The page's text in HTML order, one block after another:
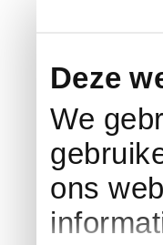
Deze
We
ons